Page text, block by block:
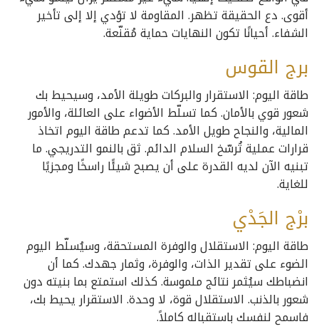
أقوى. دع الحقيقة تظهر. المقاومة لا تؤدي إلا إلى تأخير
الشفاء. أحيانًا تكون النهايات حماية مُقنّعة.
برج القوس
طاقة اليوم: الاستقرار والبركات طويلة الأمد، وسيحيط بك
شعور قوي بالأمان. كما تسلّط الأضواء على العائلة، والأمور
المالية، والنجاح طويل الأمد. كما تدعم طاقة اليوم اتخاذ
قرارات عملية تُرسّخ السلام الدائم. ثق بالنمو التدريجي. ما
تبنيه الآن لديه القدرة على أن يصبح شيئًا راسخًا ومجزيًا
للغاية.
برْج الجَدْي
طاقة اليوم: الاستقلال والوفرة المستحقة، وسيُسلّط اليوم
الضوء على تقدير الذات، والوفرة، وثمار جهدك. كما أن
انضباطك سيُثمر نتائج ملموسة. كذلك استمتع بما بنيته دون
شعور بالذنب. الاستقلال قوة، لا وحدة. الاستقرار يحيط بك،
فاسمح لنفسك باستقباله كاملاً.